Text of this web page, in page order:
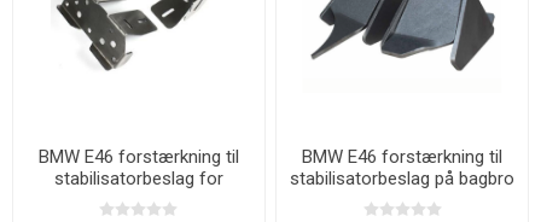
BMW E46 forstærkning til
stabilisatorbeslag for
BMW E46 forstærkning til
stabilisatorbeslag på bagbro